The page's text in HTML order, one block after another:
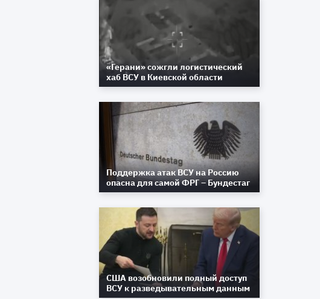
«Герани» сожгли логистический
хаб ВСУ в Киевской области
Поддержка атак ВСУ на Россию
опасна для самой ФРГ – Бундестаг
США возобновили полный доступ
ВСУ к разведывательным данным